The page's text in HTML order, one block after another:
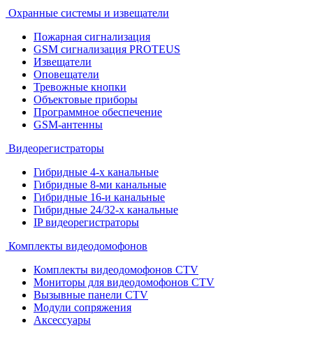
Охранные системы и извещатели
Пожарная сигнализация
GSM сигнализация PROTEUS
Извещатели
Оповещатели
Тревожные кнопки
Объектовые приборы
Программное обеспечение
GSM-антенны
Видеорегистраторы
Гибридные 4-х канальные
Гибридные 8-ми канальные
Гибридные 16-и канальные
Гибридные 24/32-х канальные
IP видеорегистраторы
Комплекты видеодомофонов
Комплекты видеодомофонов CTV
Мониторы для видеодомофонов CTV
Вызывные панели CTV
Модули сопряжения
Аксессуары